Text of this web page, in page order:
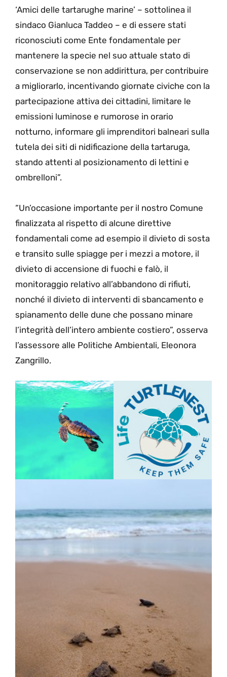
‘Amici delle tartarughe marine’ – sottolinea il
sindaco Gianluca Taddeo – e di essere stati
riconosciuti come Ente fondamentale per
mantenere la specie nel suo attuale stato di
conservazione se non addirittura, per contribuire
a migliorarlo, incentivando giornate civiche con la
partecipazione attiva dei cittadini, limitare le
emissioni luminose e rumorose in orario
notturno, informare gli imprenditori balneari sulla
tutela dei siti di nidificazione della tartaruga,
stando attenti al posizionamento di lettini e
ombrelloni”.
“Un’occasione importante per il nostro Comune
finalizzata al rispetto di alcune direttive
fondamentali come ad esempio il divieto di sosta
e transito sulle spiagge per i mezzi a motore, il
divieto di accensione di fuochi e falò, il
monitoraggio relativo all’abbandono di rifiuti,
nonché il divieto di interventi di sbancamento e
spianamento delle dune che possano minare
l’integrità dell’intero ambiente costiero”, osserva
l’assessore alle Politiche Ambientali, Eleonora
Zangrillo.